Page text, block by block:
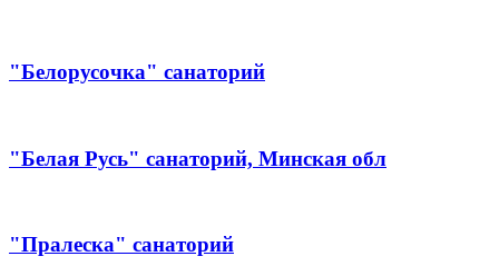
"Белорусочка" санаторий
"Белая Русь" санаторий, Минская обл
"Пралеска" санаторий